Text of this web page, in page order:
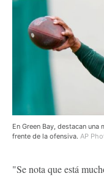
En Green Bay, destacan
frente de la ofensiva. AP
"Se nota que está